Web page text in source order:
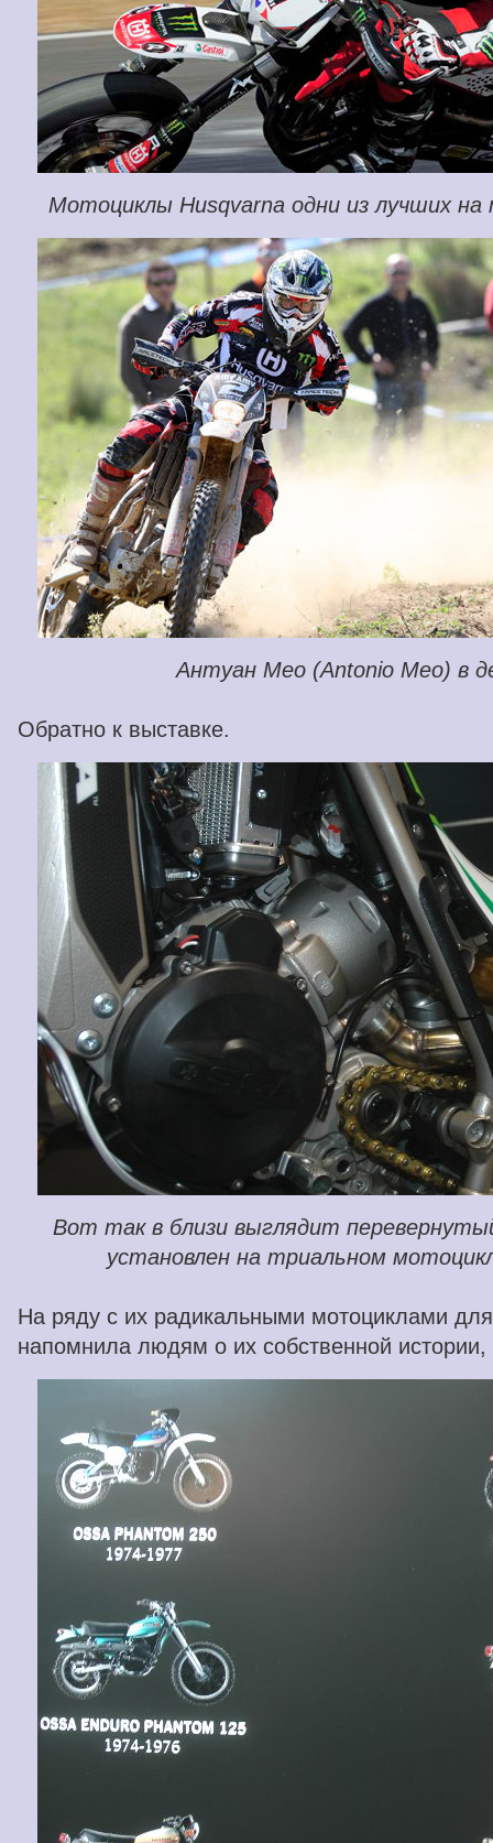
Мотоциклы Husqvarna одни из лучших
Антуан Мео (Antonio Meo) в
Обратно к выставке.
Вот так в близи выглядит
установлен на триальном
На ряду с их радикальными мотоциклами
напомнила людям о их собственной истории,